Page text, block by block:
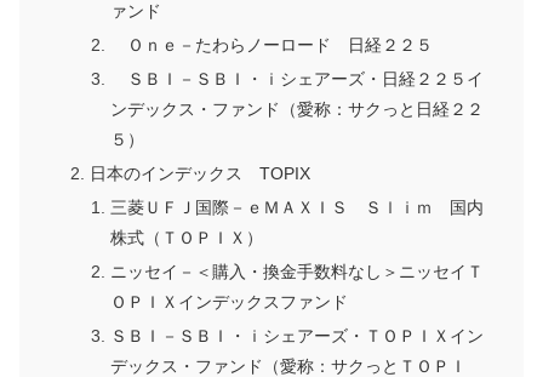
ァンド
Ｏｎｅ－たわらノーロード 日経２２５
ＳＢＩ－ＳＢＩ・ｉシェアーズ・日経２２５イ
ンデックス・ファンド（愛称：サクっと日経２２
５）
日本のインデックス TOPIX
三菱ＵＦＪ国際－ｅＭＡＸＩＳ Ｓｌｉｍ 国内
株式（ＴＯＰＩＸ）
ニッセイ－＜購入・換金手数料なし＞ニッセイＴ
ＯＰＩＸインデックスファンド
ＳＢＩ－ＳＢＩ・ｉシェアーズ・ＴＯＰＩＸイン
デックス・ファンド（愛称：サクっとＴＯＰＩ